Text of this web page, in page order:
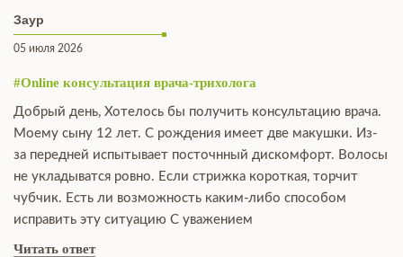
Заур
05 июля 2026
#Online консультация врача-трихолога
Добрый день, Хотелось бы получить консультацию врача.
Моему сыну 12 лет. С рождения имеет две макушки. Из-
за передней испытывает посточнный дискомфорт. Волосы
не укладыватся ровно. Если стрижка короткая, торчит
чубчик. Есть ли возможность каким-либо способом
исправить эту ситуацию С уважением
Читать ответ